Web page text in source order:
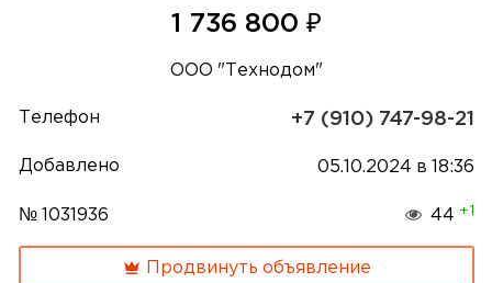
1 736 800 ₽
ООО "Технодом"
Телефон +7 (910) 747-98-21
Добавлено 05.10.2024 в 18:36
№ 1031936 44 +1
Продвинуть объявление